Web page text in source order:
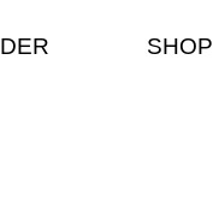
SHOP